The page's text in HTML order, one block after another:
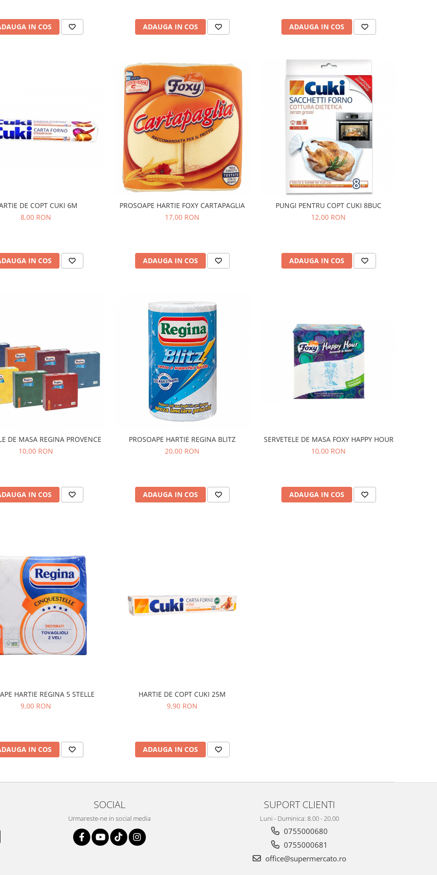
IN COS ADAUGA IN COS ADAUGA IN COS
DE COPT CUKI 6M
8,00 RON
IN COS
PROSOAPE HARTIE FOXY CARTAPAGLIA
17,00 RON
ADAUGA IN COS
PUNGI PENTRU COPT CUKI 8BUC
12,00 RON
ADAUGA IN COS
DE MASA REGINA PROVENCE
10,00 RON
IN COS
PROSOAPE HARTIE REGINA BLITZ
20,00 RON
ADAUGA IN COS
SERVETELE DE MASA FOXY HAPPY HOUR
10,00 RON
ADAUGA IN COS
HARTIE REGINA 5 STELLE
9,00 RON
IN COS
HARTIE DE COPT CUKI 25M
9,90 RON
ADAUGA IN COS
SOCIAL
Urmareste-ne in social media
SUPORT CLIENTI
Luni - Duminica: 8.00 - 20.00
0755000680
0755000681
office@supermercato.ro